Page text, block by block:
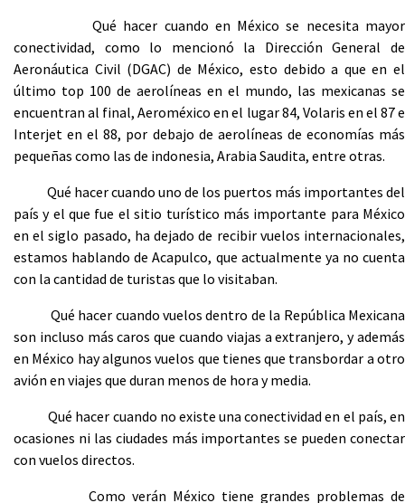
Qué hacer cuando en México se necesita mayor
conectividad, como lo mencionó la Dirección General de
Aeronáutica Civil (DGAC) de México, esto debido a que en el
último top 100 de aerolíneas en el mundo, las mexicanas se
encuentran al final, Aeroméxico en el lugar 84, Volaris en el 87 e
Interjet en el 88, por debajo de aerolíneas de economías más
pequeñas como las de indonesia, Arabia Saudita, entre otras.
Qué hacer cuando uno de los puertos más importantes del
país y el que fue el sitio turístico más importante para México
en el siglo pasado, ha dejado de recibir vuelos internacionales,
estamos hablando de Acapulco, que actualmente ya no cuenta
con la cantidad de turistas que lo visitaban.
Qué hacer cuando vuelos dentro de la República Mexicana
son incluso más caros que cuando viajas a extranjero, y además
en México hay algunos vuelos que tienes que transbordar a otro
avión en viajes que duran menos de hora y media.
Qué hacer cuando no existe una conectividad en el país, en
ocasiones ni las ciudades más importantes se pueden conectar
con vuelos directos.
Como verán México tiene grandes problemas de